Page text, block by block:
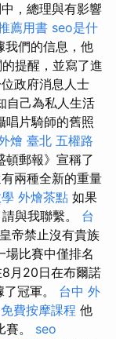
，總理與有影響
薦用書 seo是什
我們的信息，他
提醒，並寫了進
政府消息人士
自己為私人生活
唱片騎師的舊照
燴 臺北 五權路
頓郵報》宣稱了
兩種全新的重量
外燴茶點 如果
與我聯繫。 台
帝禁止沒有貴族
場比賽中僅排名
月20日在布爾諾
冠軍。 台中 外
免費按摩課程 他
。 seo